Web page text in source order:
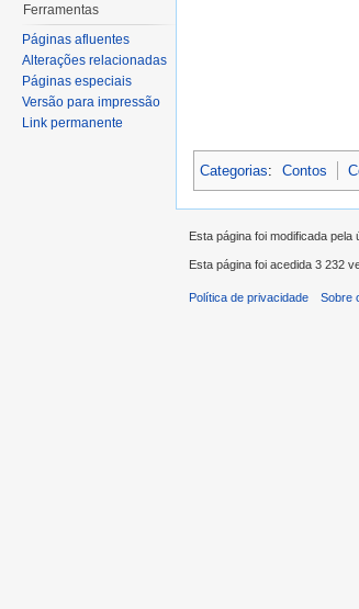
Categorias: Contos
Ferramentas
Páginas afluentes
Alterações relacionadas
Páginas especiais
Versão para impressão
Link permanente
Esta página foi modificada pela
Esta página foi acedida 3 232
Política de privacidade Sobre